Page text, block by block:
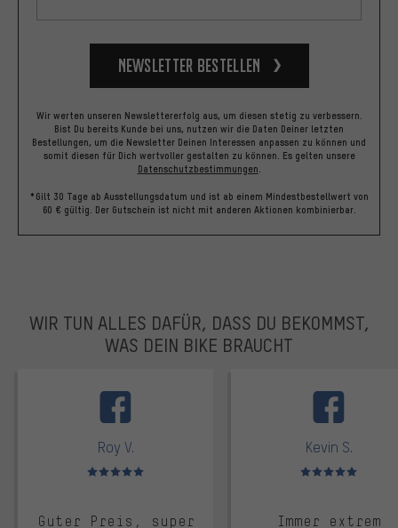
Newsletter bestellen
Wir werten unseren Newslettererfolg aus, um diesen stetig zu verbessern.
Bist Du bereits Kunde bei uns, nutzen wir die Daten Deiner letzten
Bestellungen, um die Newsletter Deinen Interessen anpassen zu können und
somit diesen für Dich wertvoller gestalten zu können. Es gelten unsere
Datenschutzbestimmungen.
*Gilt 30 Tage ab Ausstellungsdatum und ist ab einem Mindestbestellwert von
60 € gültig. Der Gutschein ist nicht mit anderen Aktionen kombinierbar.
WIR TUN ALLES DAFÜR, DASS DU BEKOMMST,
WAS DEIN BIKE BRAUCHT
Roy V.
Bewertungen: 5 von 5
Guter Preis, super
Kevin S.
Bewertungen: 5 von 5
Immer extrem